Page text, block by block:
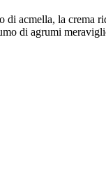
acmella, la crema
di agrumi